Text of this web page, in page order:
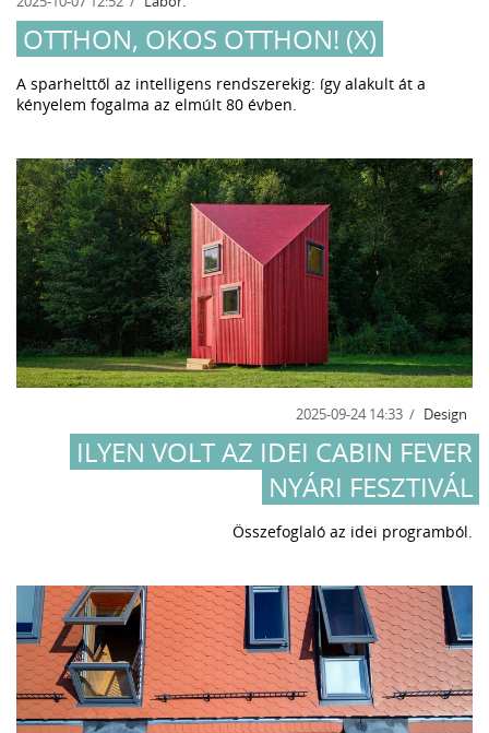
OTTHON, OKOS OTTHON! (X)
A sparhelttől az intelligens rendszerekig: így alakult át a
kényelem fogalma az elmúlt 80 évben.
2025-09-24 14:33 Design
ILYEN VOLT AZ IDEI CABIN FEVER
NYÁRI FESZTIVÁL
Összefoglaló az idei programból.